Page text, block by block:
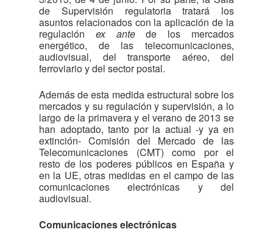
de Supervisión regulatoria tratará los
asuntos relacionados con la aplicación de la
regulación ex antede los mercados
energético, de las telecomunicaciones,
audiovisual, del transporte aéreo, del
ferroviario y del sector postal.
Además de esta medida estructural sobre los
mercados y su regulación y supervisión, a lo
largo de la primavera y el verano de 2013 se
han adoptado, tanto por la actual -y ya en
extinción- Comisión del Mercado de las
Telecomunicaciones (CMT) como por el
resto de los poderes públicos en España y
en la UE, otras medidas en el campo de las
comunicaciones electrónicas y del
audiovisual.
Comunicaciones electrónicas